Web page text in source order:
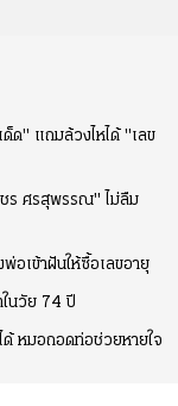
ด" แถมล้วงไหได้ "เลข
ร ศรสุพรรณ" ไม่ลืม
อเข้าฝันให้ซื้อเลขอายุ
นวัย 74 ปี
หมอถอดท่อช่วยหายใจ